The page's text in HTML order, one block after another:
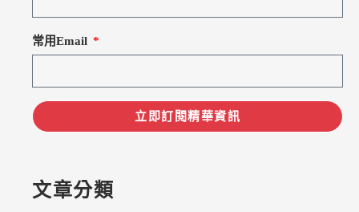
常用Email
立即訂閱精華資訊
文章分類